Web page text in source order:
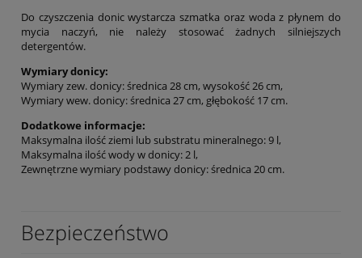
Do czyszczenia donic wystarcza szmatka oraz woda z płynem do
mycia naczyń, nie należy stosować żadnych silniejszych
detergentów.
Wymiary donicy:
Wymiary zew. donicy: średnica 28 cm, wysokość 26 cm,
Wymiary wew. donicy: średnica 27 cm, głębokość 17 cm.
Dodatkowe informacje:
Maksymalna ilość ziemi lub substratu mineralnego: 9 l,
Maksymalna ilość wody w donicy: 2 l,
Zewnętrzne wymiary podstawy donicy: średnica 20 cm.
Bezpieczeństwo